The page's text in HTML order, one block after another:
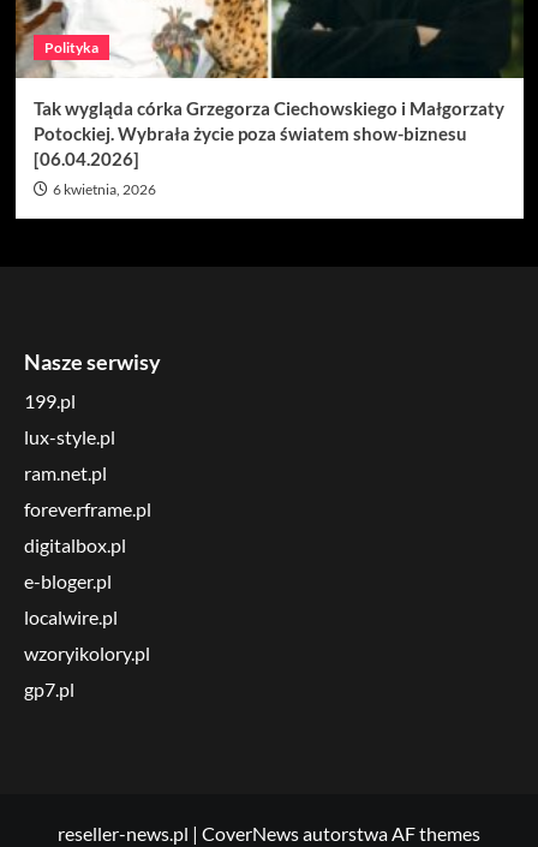
Polityka
Tak wygląda córka Grzegorza Ciechowskiego i Małgorzaty
Potockiej. Wybrała życie poza światem show-biznesu
[06.04.2026]
6 kwietnia, 2026
Nasze serwisy
199.pl
lux-style.pl
ram.net.pl
foreverframe.pl
digitalbox.pl
e-bloger.pl
localwire.pl
wzoryikolory.pl
gp7.pl
reseller-news.pl | CoverNewsautorstwa AF themes